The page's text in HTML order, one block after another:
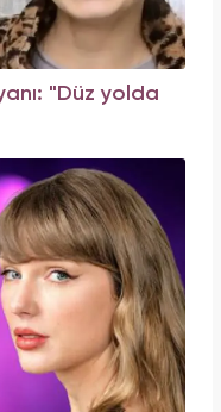
"Düz yolda